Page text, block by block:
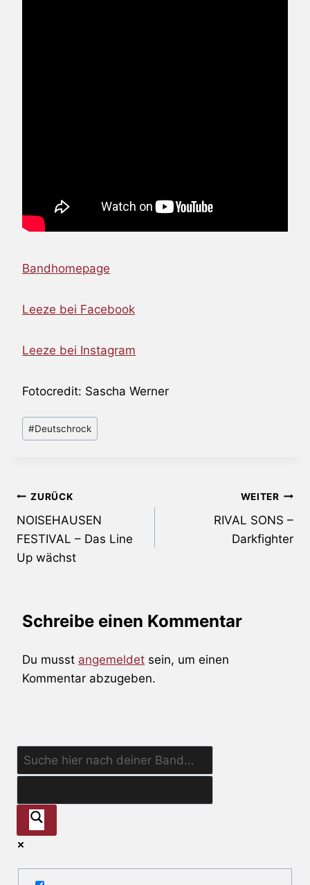
Bandhomepage
Leeze bei Facebook
Leeze bei Instagram
Fotocredit: Sascha Werner
Schlagworte:
#Deutschrock
Beitragsnavigation
ZURÜCK
NOISEHAUSEN
FESTIVAL – Das Line
Up wächst
WEITER
RIVAL SONS –
Darkfighter
Schreibe einen Kommentar
Du musst angemeldet sein, um einen
Kommentar abzugeben.